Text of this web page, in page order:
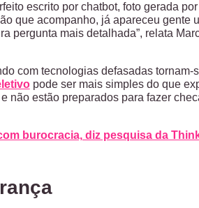
escrito por chatbot, foto gerada
que acompanho, já apareceu gente
pergunta mais detalhada”, relata
com tecnologias defasadas tornam-
pode ser mais simples do que
não estão preparados para fazer
burocracia, diz pesquisa da